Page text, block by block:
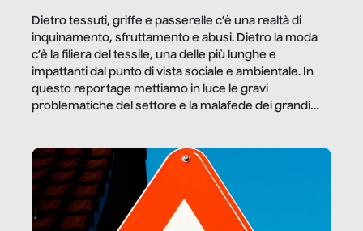
Dietro tessuti, griffe e passerelle c’è una realtà di
inquinamento, sfruttamento e abusi. Dietro la moda
c’è la filiera del tessile, una delle più lunghe e
impattanti dal punto di vista sociale e ambientale. In
questo reportage mettiamo in luce le gravi
problematiche del settore e la malafede dei grandi